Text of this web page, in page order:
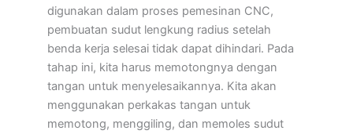
digunakan dalam proses pemesinan CNC,
pembuatan sudut lengkung radius setelah
benda kerja selesai tidak dapat dihindari. Pada
tahap ini, kita harus memotongnya dengan
tangan untuk menyelesaikannya. Kita akan
menggunakan perkakas tangan untuk
memotong, menggiling, dan memoles sudut